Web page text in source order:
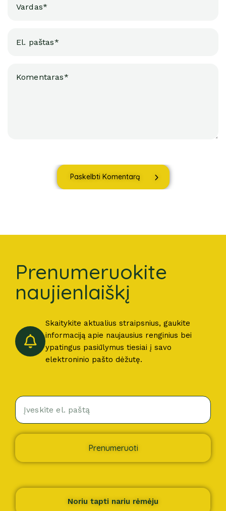
Paskelbti Komentarą
Prenumeruokite
naujienlaiškį
Skaitykite aktualius straipsnius, gaukite
informaciją apie naujausius renginius bei
ypatingus pasiūlymus tiesiai į savo
elektroninio pašto dėžutę.
Prenumeruoti
Noriu tapti nariu rėmėju